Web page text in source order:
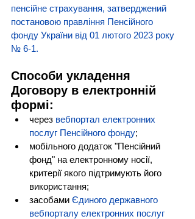
пенсійне страхування, затверджений
постановою правління Пенсійного
фонду України від 01 лютого 2023 року
№ 6-1.
Способи укладення
Договору в електронній
формі:
через вебпортал електронних
послуг Пенсійного фонду;
мобільного додаток "Пенсійний
фонд" на електронному носії,
критерії якого підтримують його
використання;
засобами Єдиного державного
вебпорталу електронних послуг